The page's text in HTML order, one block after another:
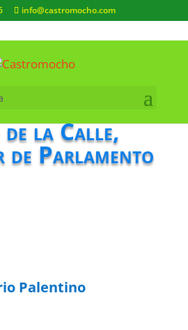
info@castromocho.com
la Calle,
de Parlamento
Palentino